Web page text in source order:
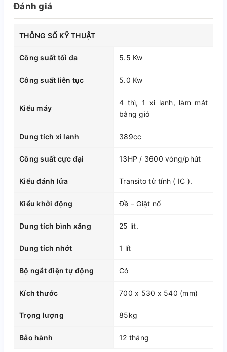
Đánh giá
THÔNG SỐ KỸ THUẬT
Công suất tối đa 5.5 Kw
Công suất liên tục 5.0 Kw
Kiểu máy
4 thì, 1 xi lanh, làm mát
bằng gió
Dung tích xi lanh 389cc
Công suất cực đại 13HP / 3600 vòng/phút
Kiểu đánh lửa Transito từ tính ( IC ).
Kiểu khởi động Đề – Giật nổ
Dung tích bình xăng 25 lít.
Dung tích nhớt 1 lít
Bộ ngắt điện tự động Có
Kích thước 700 x 530 x 540 (mm)
Trọng lượng 85kg
Bảo hành 12 tháng